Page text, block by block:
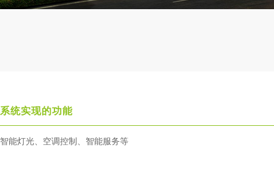
系统实现的功能
智能灯光、空调控制、智能服务等